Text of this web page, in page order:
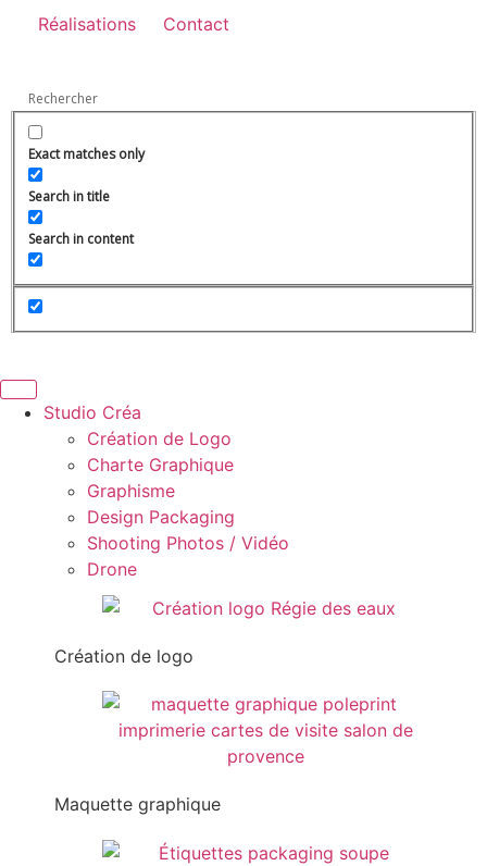
Réalisations Contact
Exact matches only
Search in title
Search in content
Studio Créa
Création de Logo
Charte Graphique
Graphisme
Design Packaging
Shooting Photos / Vidéo
Drone
Création de logo
Maquette graphique